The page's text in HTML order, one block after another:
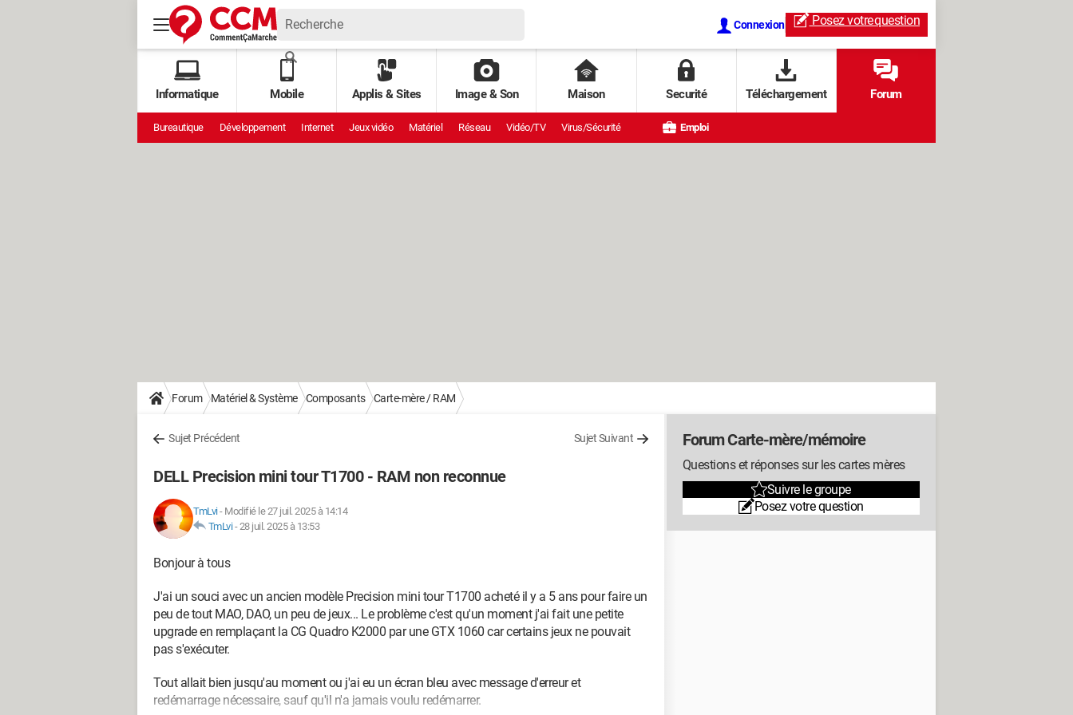
Connexion Posez votrequestion
Informatique Mobile Applis & Sites Image & Son Maison Securité Téléchargement Forum
Bureautique Développement Internet Jeux vidéo Matériel Réseau Vidéo/TV Virus/Sécurité Emploi
Forum Matériel & Système Composants Carte-mère / RAM
Sujet Précédent Sujet Suivant
DELL Precision mini tour T1700 - RAM non reconnue
TmLvi- Modifié le 27 juil. 2025 à 14:14
TmLvi-28 juil. 2025 à 13:53
Bonjour à tous
J'ai un souci avec un ancien modèle Precision mini tour T1700 acheté il y a 5 ans pour faire un
peu de tout MAO, DAO, un peu de jeux... Le problème c'est qu'un moment j'ai fait une petite
upgrade en remplaçant la CG Quadro K2000 par une GTX 1060 car certains jeux ne pouvait
pas s'exécuter.
Tout allait bien jusqu'au moment ou j'ai eu un écran bleu avec message d'erreur et
redémarrage nécessaire, sauf qu'il n'a jamais voulu redémarrer.
Forum Carte-mère/mémoire
Questions et réponses sur les cartes mères
Suivre le groupe
Posez votre question